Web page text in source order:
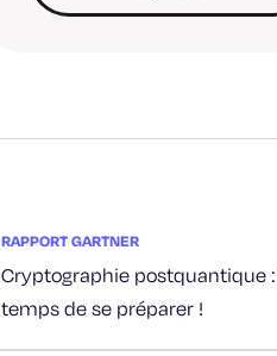
RAPPORT GARTNER
Cryptographie postquantique
temps de se préparer !